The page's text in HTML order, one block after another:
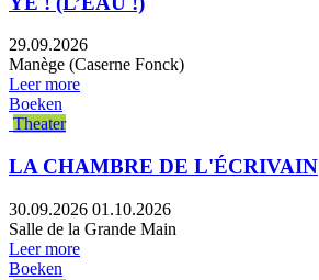
29.09.2026
Manège (Caserne Fonck)
Leer more
Boeken
Theater
LA CHAMBRE DE L'ÉCRIVAIN
30.09.2026 01.10.2026
Salle de la Grande Main
Leer more
Boeken